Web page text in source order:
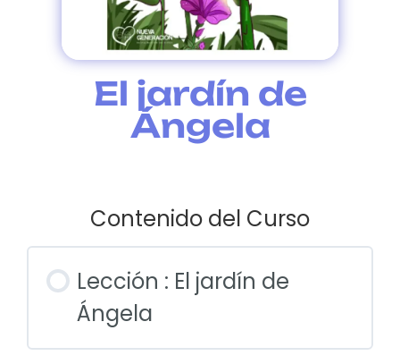
El jardín de
Ángela
Contenido del Curso
Lección : El jardín de
Ángela